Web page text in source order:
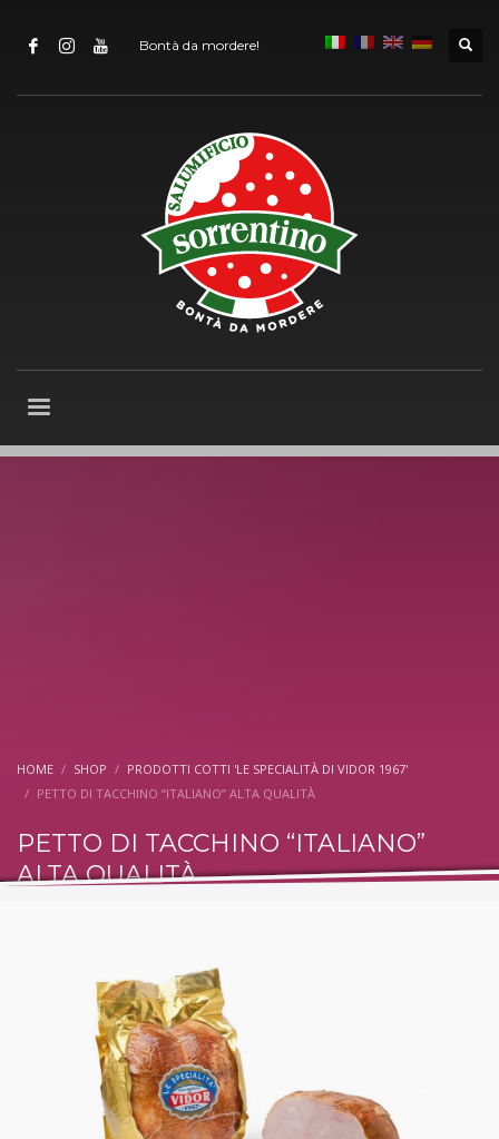
Bontà da mordere!
HOME SHOP
PRODOTTI COTTI 'LE SPECIALITÀ DI VIDOR 1967'
PETTO DI TACCHINO “ITALIANO” ALTA QUALITÀ
PETTO DI TACCHINO “ITALIANO”
ALTA QUALITÀ